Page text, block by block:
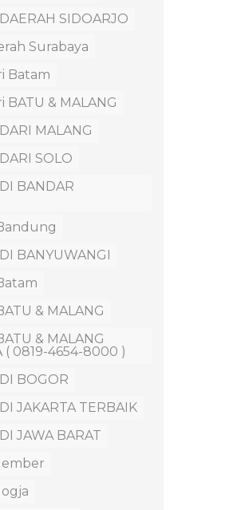
SIDOARJO
Surabaya
Batam
BATU & MALANG
MALANG
SOLO
BANDAR
BANYUWANGI
& MALANG
& MALANG
( 0819-4654-8000 )
BOGOR
JAKARTA TERBAIK
JAWA BARAT